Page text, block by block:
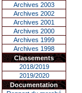
Archives 2003
Archives 2002
Archives 2001
Archives 2000
Archives 1999
Archives 1998
Classements
2018/2019
2019/2020
Documentation